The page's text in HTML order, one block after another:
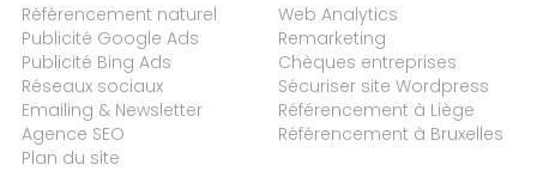
Référencement naturel
Publicité Google Ads
Publicité Bing Ads
Réseaux sociaux
Emailing & Newsletter
Agence SEO
Plan du site
Web Analytics
Remarketing
Chèques entreprises
Sécuriser site Wordpress
Référencement à Liège
Référencement à Bruxelles